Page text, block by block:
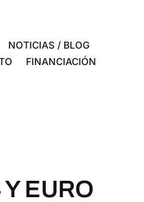
NOTICIAS / BLOG
FINANCIACIÓN
EURO